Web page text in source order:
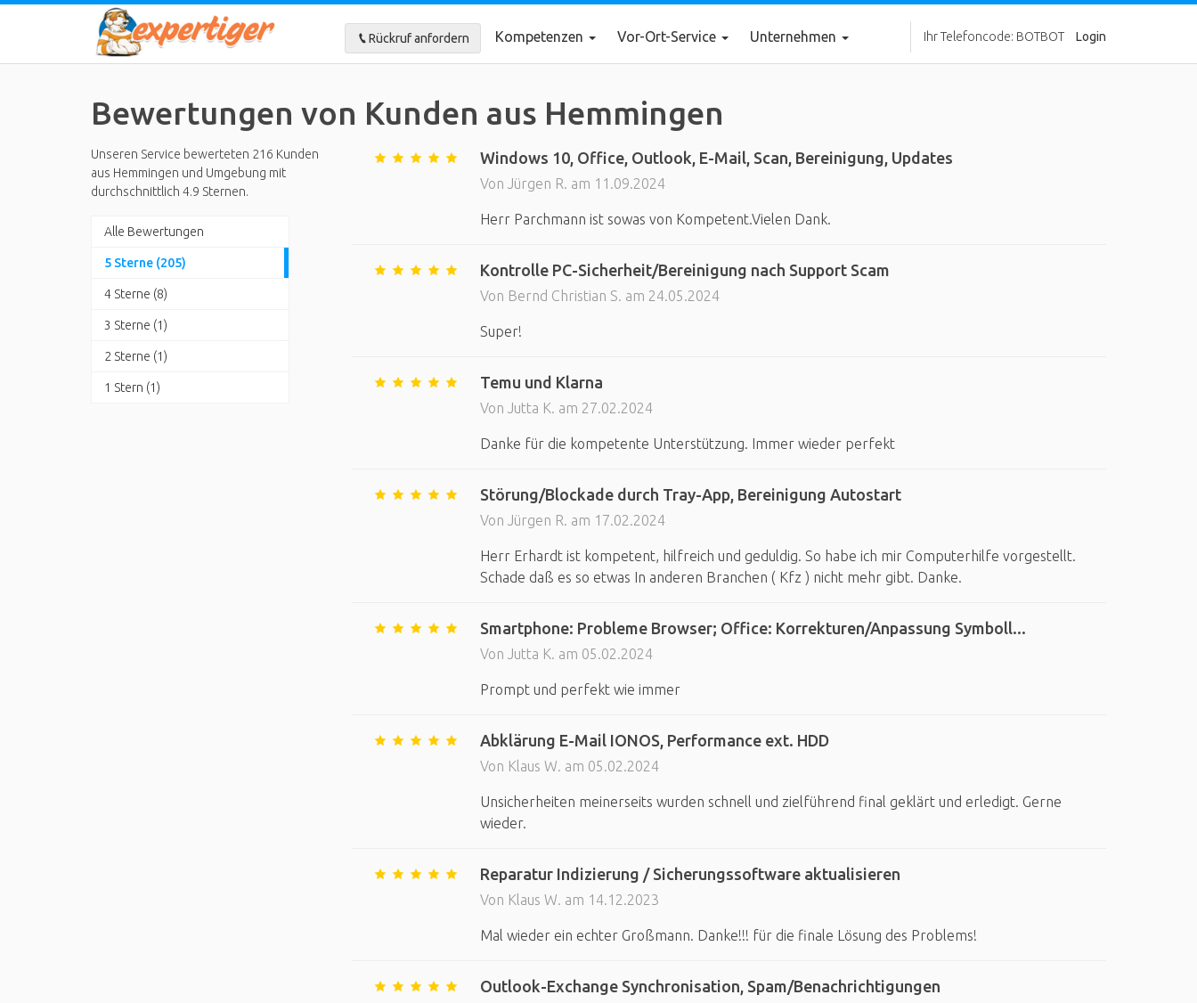
Rückruf anfordern Kompetenzen Vor-Ort-Service Unternehmen Ihr Telefoncode: BOTBOT Login
Bewertungen von Kunden aus Hemmingen
Unseren Service bewerteten 216 Kunden
aus Hemmingen und Umgebung mit
durchschnittlich 4.9 Sternen.
Alle Bewertungen
5 Sterne (205)
4 Sterne (8)
3 Sterne (1)
2 Sterne (1)
1 Stern (1)
Windows 10, Office, Outlook, E-Mail, Scan, Bereinigung, Updates
Von Jürgen R. am 11.09.2024
Herr Parchmann ist sowas von Kompetent.Vielen Dank.
Kontrolle PC-Sicherheit/Bereinigung nach Support Scam
Von Bernd Christian S. am 24.05.2024
Super!
Temu und Klarna
Von Jutta K. am 27.02.2024
Danke für die kompetente Unterstützung. Immer wieder perfekt
Störung/Blockade durch Tray-App, Bereinigung Autostart
Von Jürgen R. am 17.02.2024
Herr Erhardt ist kompetent, hilfreich und geduldig. So habe ich mir Computerhilfe vorgestellt.
Schade daß es so etwas In anderen Branchen ( Kfz ) nicht mehr gibt. Danke.
Smartphone: Probleme Browser; Office: Korrekturen/Anpassung Symboll...
Von Jutta K. am 05.02.2024
Prompt und perfekt wie immer
Abklärung E-Mail IONOS, Performance ext. HDD
Von Klaus W. am 05.02.2024
Unsicherheiten meinerseits wurden schnell und zielführend final geklärt und erledigt. Gerne
wieder.
Reparatur Indizierung / Sicherungssoftware aktualisieren
Von Klaus W. am 14.12.2023
Mal wieder ein echter Großmann. Danke!!! für die finale Lösung des Problems!
Outlook-Exchange Synchronisation, Spam/Benachrichtigungen